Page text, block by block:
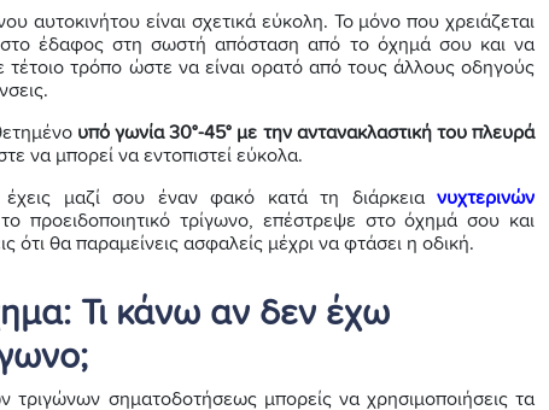
αυτοκινήτου είναι σχετικά εύκολη. Το μόνο που χρειάζεται
στο έδαφος στη σωστή απόσταση από το όχημά σου και να
τέτοιο τρόπο ώστε να είναι ορατό από τους άλλους οδηγούς
υπό γωνία 30°-45° με την αντανακλαστική του πλευρά
να μπορεί να εντοπιστεί εύκολα.
μαζί σου έναν φακό κατά τη διάρκειανυχτερινών
προειδοποιητικό τρίγωνο, επέστρεψε στο όχημά σου και
ότι θα παραμείνεις ασφαλείς μέχρι να φτάσει η οδική.
Τι κάνω αν δεν έχω
τριγώνων σηματοδοτήσεως μπορείς να χρησιμοποιήσεις τα